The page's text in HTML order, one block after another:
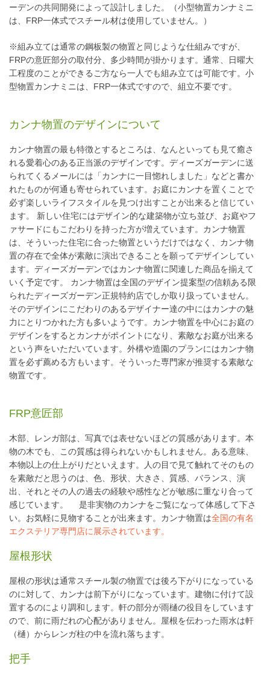
ーデンの共同開発によって設計しました。（小型物置カンナミニ
は、FRP一体式でスチール材は使用していません。）
※組み立ては通常の鋼板製の物置と同じような仕組みですが、
FRPの意匠部分の取付分、多少時間が掛かります。通常、日曜大
工程度のことができるご方なら一人でも組み立ては可能です。小
型物置カンナミニは、FRP一体式ですので、組立不要です。
カンナ物置のデザインについて
カンナ物置の最も特徴とするところは、なんといっても見て癒さ
れる愛着心のある正当派のデザインです。ディーズガーデンに送
られてくるメールには「カンナに一目惚れしました」などと書か
れたものが何通も寄せられています。お庭にカンナを置くことで
必ず楽しいライフスタイルを見つけ出すことが出来ると信じてい
ます。 新しい住宅にはデザイン的な建築物が立ち並び、お庭やフ
ァサードにもこだわりを持った方が増えています。カンナ物置
は、そういった住宅に合った物置というだけではなく、カンナ物
置の存在で全体が素敵に演出できることを願ってデザインしてい
ます。ディーズガーデンではカンナ物置に関連した商品を揃えて
いく予定です。 カンナ物置は全国のデザイン提案型の信頼ある限
られたディーズガーデン正規特約店でしか取り扱っていません。
そのデザインにこだわりのあるデザイナー達の中にはカンナの魅
力にとりつかれた方も多いようです。カンナ物置を中心にお庭の
デザインをするとカンナがポイントになり、素敵なお庭が出来る
という声をいただいています。外構や造園のプランにはカンナ物
置を必ず薦める方もいます。そういった専門家が推奨する素敵な
物置です。
FRP意匠部
木部、レンガ部は、写真では表せないほどの質感があります。本
物の木でも、この質感は得られないかもしれません。ある意味、
本物以上の仕上がりだといえます。人の目で見て触れてそのもの
を素敵だと思うのは、色、形状、大きさ、質感、バランス、演
出、それとその人の過去の経験や感性などが敏感に重なり合って
感じています。 是非実物のカンナをご覧になって体感して下さ
い。お気軽に見物することが出来ます。カンナ物置は全国の有名
エクステリア専門店に展示されています。
屋根形状
屋根の形状は通常スチール製の物置では後ろ下がりになっている
のに対して、カンナは前下がりになっています。建物に付けて設
置するのにより調和します。軒の部分が雨樋の役目をしています
ので、前に雨だれの心配がありません。屋根を伝わった雨水は軒
（樋）からレンガ柱の中を流れ落ちます。
把手